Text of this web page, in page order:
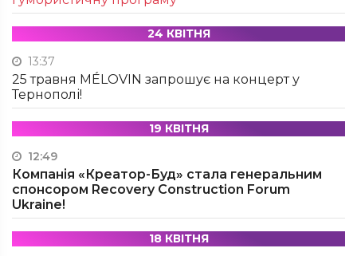
24 КВІТНЯ
13:37
25 травня MÉLOVIN запрошує на концерт у
Тернополі!
19 КВІТНЯ
12:49
Компанія «Креатор-Буд» стала генеральним
спонсором Recovery Construction Forum
Ukraine!
18 КВІТНЯ